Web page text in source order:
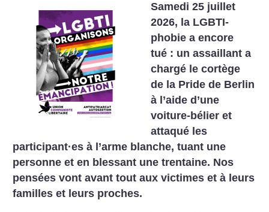
Samedi 25 juillet
2026, la LGBTI-
phobie a encore
tué : un assaillant a
chargé le cortège
de la Pride de Berlin
à l’aide d’une
voiture-bélier et
attaqué les
participant·es à l’arme blanche, tuant une
personne et en blessant une trentaine. Nos
pensées vont avant tout aux victimes et à leurs
familles et leurs proches.